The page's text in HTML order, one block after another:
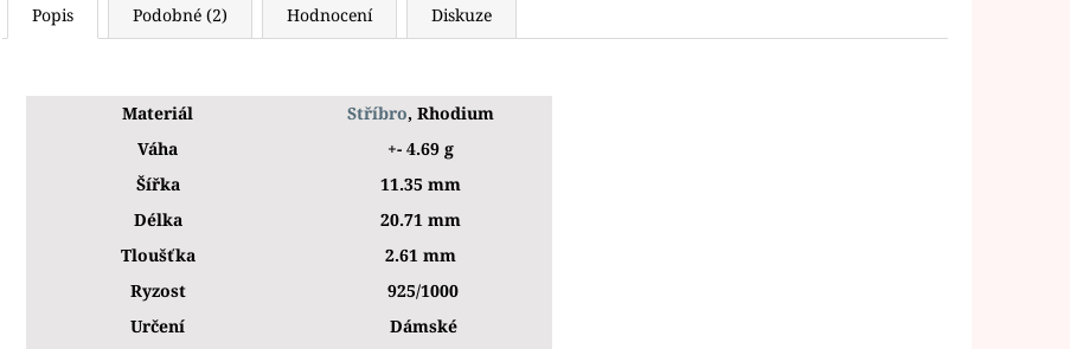
Popis Podobné (2) Hodnocení Diskuze
Materiál Stříbro, Rhodium
Váha
+- 4.69 g
Šířka
11.35 mm
Délka
20.71 mm
Tloušťka
2.61 mm
Ryzost
925/1000
Určení
Dámské